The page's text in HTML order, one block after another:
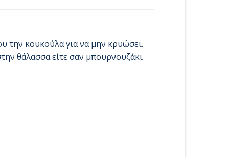
την κουκούλα για να μην κρυώσει.
θάλασσα είτε σαν μπουρνουζάκι